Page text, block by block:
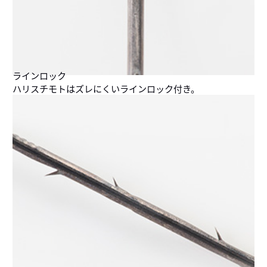
ラインロック
ハリスチモトはズレにくいラインロック付き。